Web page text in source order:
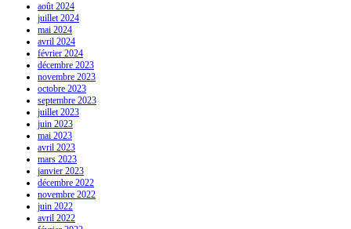
août 2024
juillet 2024
mai 2024
avril 2024
février 2024
décembre 2023
novembre 2023
octobre 2023
septembre 2023
juillet 2023
juin 2023
mai 2023
avril 2023
mars 2023
janvier 2023
décembre 2022
novembre 2022
juin 2022
avril 2022